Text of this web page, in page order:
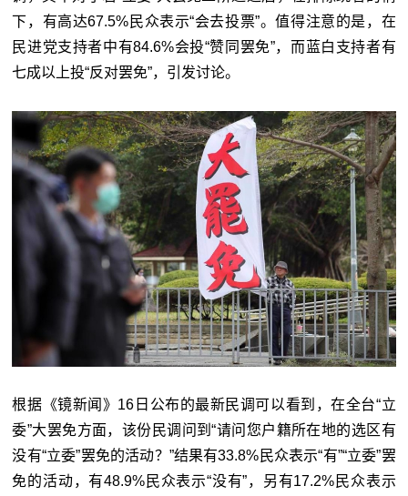
下，有高达67.5%民众表示“会去投票”。值得注意的是，在
民进党支持者中有84.6%会投“赞同罢免”，而蓝白支持者有
七成以上投“反对罢免”，引发讨论。
根据《镜新闻》16日公布的最新民调可以看到，在全台“立
委”大罢免方面，该份民调问到“请问您⼾籍所在地的选区有
没有“立委”罢免的活动？”结果有33.8%民众表示“有”“立委”罢
免的活动，有48.9%民众表示“没有”，另有17.2%民众表示